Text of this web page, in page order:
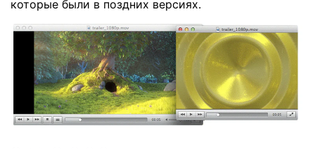
которые были в поздних версиях.